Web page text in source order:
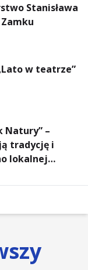
Stanisława
Zamku
w teatrze”
Natury” –
tradycję i
lokalnej